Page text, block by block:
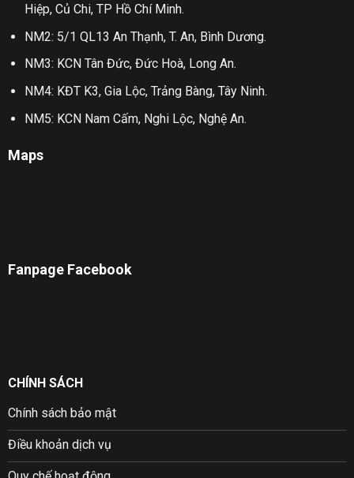
Hiệp, Củ Chi, TP Hồ Chí Minh.
NM2: 5/1 QL13 An Thạnh, T. An, Bình Dương.
NM3: KCN Tân Đức, Đức Hoà, Long An.
NM4: KĐT K3, Gia Lộc, Trảng Bàng, Tây Ninh.
NM5: KCN Nam Cấm, Nghi Lộc, Nghệ An.
Maps
Fanpage Facebook
CHÍNH SÁCH
Chính sách bảo mật
Điều khoản dịch vụ